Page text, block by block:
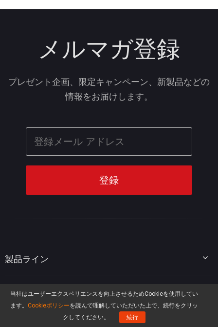
当社はユーザーエクスペリエンスを向上させるためCookieを使用してい
ます。 Cookieポリシーを読んで理解していただいた上で、続行をクリッ
クしてください。
続行
メルマガ登録
プレゼント企画、限定キャンペーン、新製品などの
情報をお届けします。
製品ライン
MiniTool Power Data Recovery
MiniTool ShadowMaker
MiniTool System Booster
リソース
人気ITソリューション